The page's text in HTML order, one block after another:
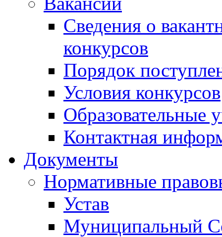
Сведения о
конкурсов
Порядок
Условия конкурсов
Образовательные
Контактная
Документы
Нормативные
Устав
Муниципальный